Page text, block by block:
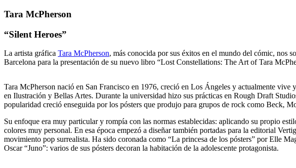
Tara McPherson
“Silent Heroes”
La artista gráfica Tara McPherson, más conocida por sus éxitos en el mundo del cómic, nos
Barcelona para la presentación de su nuevo libro “Lost Constellations: The Art of Tara
Tara McPherson nació en San Francisco en 1976, creció en Los Ángeles y actualmente
en Ilustración y Bellas Artes. Durante la universidad hizo sus prácticas en Rough Draft
popularidad creció enseguida por los pósters que produjo para grupos de rock como Beck,
Su enfoque era muy particular y rompía con las normas establecidas: aplicando su propio
colores muy personal. En esa época empezó a diseñar también portadas para la editorial
movimiento pop surrealista. Ha sido coronada como “La princesa de los pósters” por Elle
Oscar “Juno”: varios de sus pósters decoran la habitación de la adolescente protagonista.